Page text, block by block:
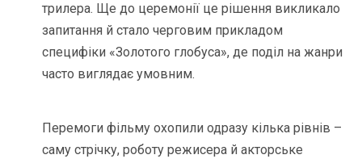
трилера. Ще до церемонії це рішення викликало
запитання й стало черговим прикладом
специфіки «Золотого глобуса», де поділ на жанри
часто виглядає умовним.
Перемоги фільму охопили одразу кілька рівнів –
саму стрічку, роботу режисера й акторське